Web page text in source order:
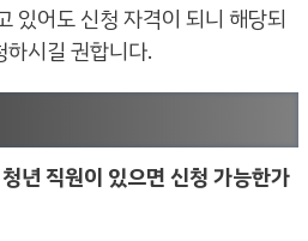
있어도 신청 자격이 되니 해당되
시길 권합니다.
년 직원이 있으면 신청 가능한가